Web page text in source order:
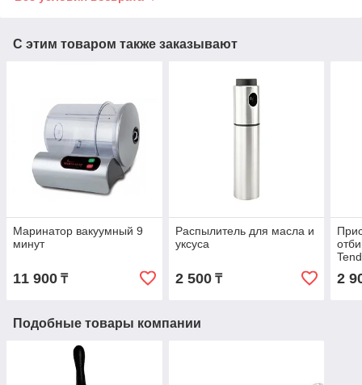
С этим товаром также заказывают
Маринатор вакуумный 9
минут
11 900 ₸
Распылитель для масла и
уксуса
2 500₸ 2
Подобные товары компании